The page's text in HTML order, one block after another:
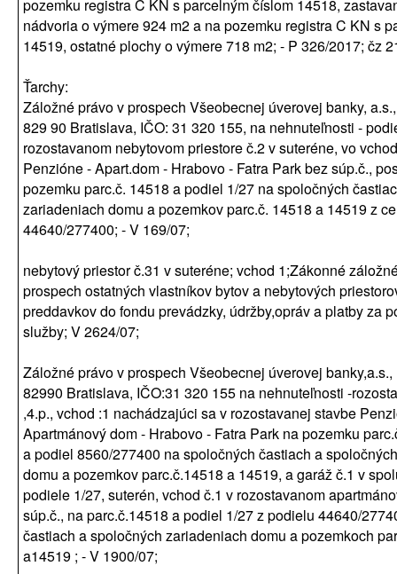
pozemku registra C KN s parcelným číslom 14518,
nádvoria o výmere 924 m2 a na pozemku registra C KN s
14519, ostatné plochy o výmere 718 m2; - P 326/2017; čz
Ťarchy:
Záložné právo v prospech Všeobecnej úverovej banky,
829 90 Bratislava, IČO: 31 320 155, na nehnuteľnosti -
rozostavanom nebytovom priestore č.2 v suteréne, vo
Penzióne - Apart.dom - Hrabovo - Fatra Park bez súp.č.,
pozemku parc.č. 14518 a podiel 1/27 na spoločných
zariadeniach domu a pozemkov parc.č. 14518 a 14519 z
44640/277400; - V 169/07;
nebytový priestor č.31 v suteréne; vchod 1;Zákonné
prospech ostatných vlastníkov bytov a nebytových
preddavkov do fondu prevádzky, údržby,opráv a platby za
služby; V 2624/07;
Záložné právo v prospech Všeobecnej úverovej
82990 Bratislava, IČO:31 320 155 na nehnuteľnosti -
,4.p., vchod :1 nachádzajúci sa v rozostavanej stavbe
Apartmánový dom - Hrabovo - Fatra Park na pozemku
a podiel 8560/277400 na spoločných častiach a
domu a pozemkov parc.č.14518 a 14519, a garáž č.1 v
podiele 1/27, suterén, vchod č.1 v rozostavanom
súp.č., na parc.č.14518 a podiel 1/27 z podielu 44640/
častiach a spoločných zariadeniach domu a pozemkoch
a14519 ; - V 1900/07;